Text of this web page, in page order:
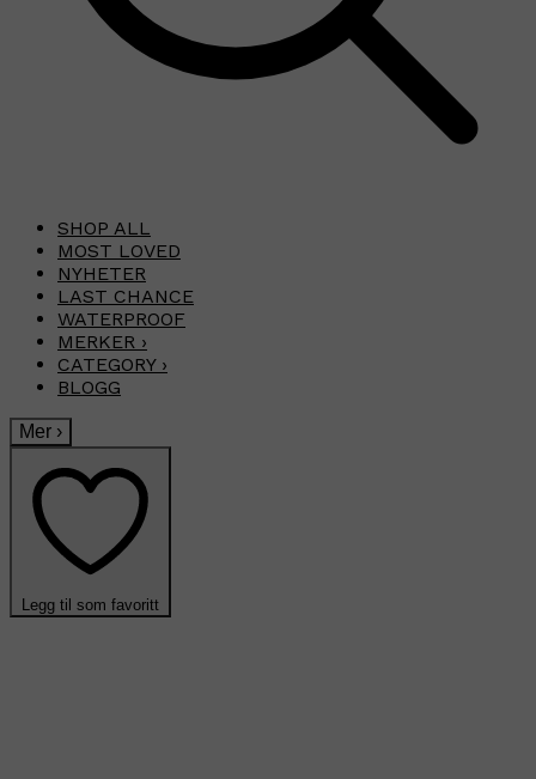
SHOP ALL
MOST LOVED
NYHETER
LAST CHANCE
WATERPROOF
MERKER ›
CATEGORY ›
BLOGG
Mer ›
Legg til som favoritt